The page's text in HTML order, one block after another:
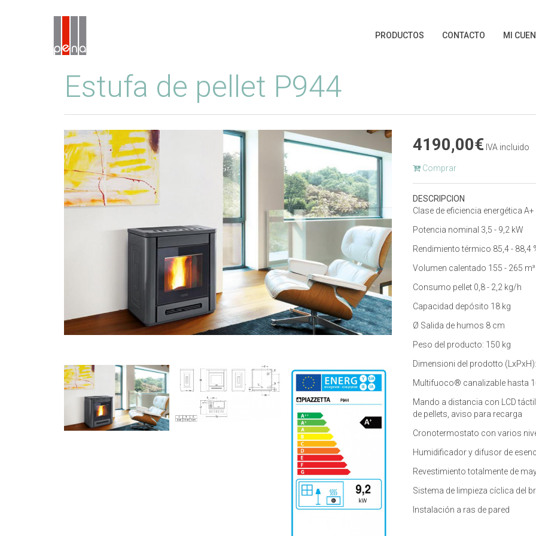
PRODUCTOS CONTACTO MI
Estufa de pellet P944
4190,00€ IVA incluido
Comprar
DESCRIPCION
Clase de eficiencia energética A+
Potencia nominal 3,5 - 9,2 kW
Rendimiento térmico 85,4 - 88,4
Volumen calentado 155 - 265 m³
Consumo pellet 0,8 - 2,2 kg/h
Capacidad depósito 18 kg
Ø Salida de humos 8 cm
Peso del producto: 150 kg
Dimensioni del prodotto
Multifuoco® canalizable hasta
Mando a distancia con LCD
de pellets, aviso para recarga
Cronotermostato con varios
Humidificador y difusor de
Revestimiento totalmente de
Sistema de limpieza cíclica del
Instalación a ras de pared